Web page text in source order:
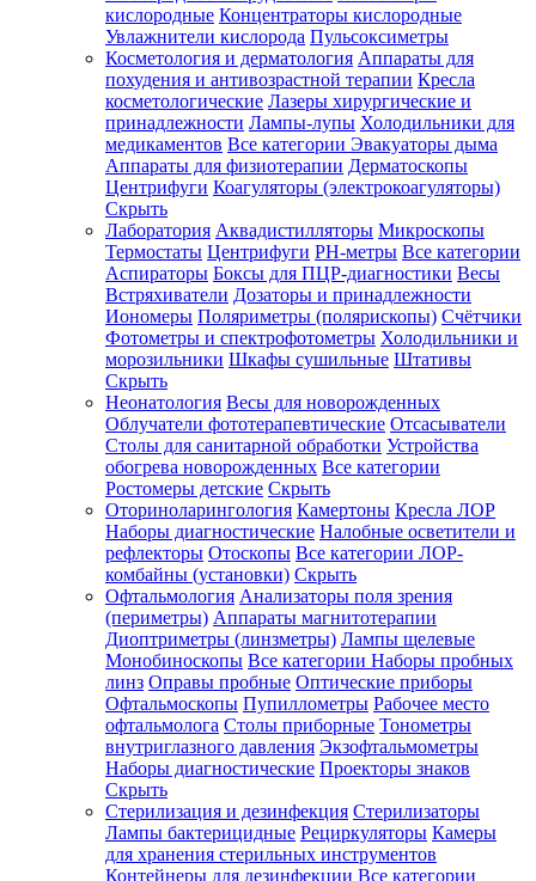
кислородные Концентраторы кислородные
Увлажнители кислорода Пульсоксиметры
Косметология и дерматология Аппараты для
похудения и антивозрастной терапии Кресла
косметологические Лазеры хирургические и
принадлежности Лампы-лупы Холодильники для
медикаментов Все категории Эвакуаторы дыма
Аппараты для физиотерапии Дерматоскопы
Центрифуги Коагуляторы (электрокоагуляторы)
Скрыть
Лаборатория Аквадистилляторы Микроскопы
Термостаты Центрифуги PH-метры Все категории
Аспираторы Боксы для ПЦР-диагностики Весы
Встряхиватели Дозаторы и принадлежности
Иономеры Поляриметры (полярископы) Счётчики
Фотометры и спектрофотометры Холодильники и
морозильники Шкафы сушильные Штативы
Скрыть
Неонатология Весы для новорожденных
Облучатели фототерапевтические Отсасыватели
Столы для санитарной обработки Устройства
обогрева новорожденных Все категории
Ростомеры детские Скрыть
Оториноларингология Камертоны Кресла ЛОР
Наборы диагностические Налобные осветители и
рефлекторы Отоскопы Все категории ЛОР-
комбайны (установки) Скрыть
Офтальмология Анализаторы поля зрения
(периметры) Аппараты магнитотерапии
Диоптриметры (линзметры) Лампы щелевые
Монобиноскопы Все категории Наборы пробных
линз Оправы пробные Оптические приборы
Офтальмоскопы Пупиллометры Рабочее место
офтальмолога Столы приборные Тонометры
внутриглазного давления Экзофтальмометры
Наборы диагностические Проекторы знаков
Скрыть
Стерилизация и дезинфекция Стерилизаторы
Лампы бактерицидные Рециркуляторы Камеры
для хранения стерильных инструментов
Контейнеры для дезинфекции Все категории